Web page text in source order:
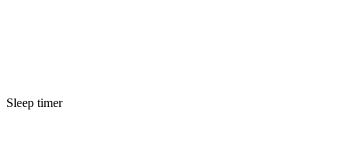
Sleep timer